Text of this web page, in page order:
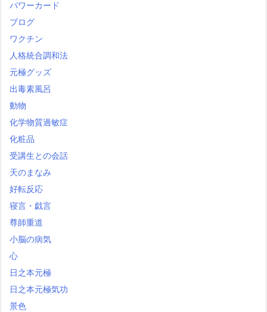
パワーカード
ブログ
ワクチン
人格統合調和法
元極グッズ
出毒素風呂
動物
化学物質過敏症
化粧品
受講生との会話
天のまなみ
好転反応
寝言・戯言
尊師重道
小脳の病気
心
日之本元極
日之本元極気功
景色